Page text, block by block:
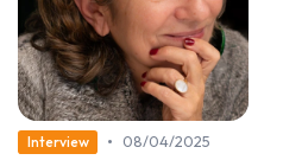
Interview •
08/04/2025